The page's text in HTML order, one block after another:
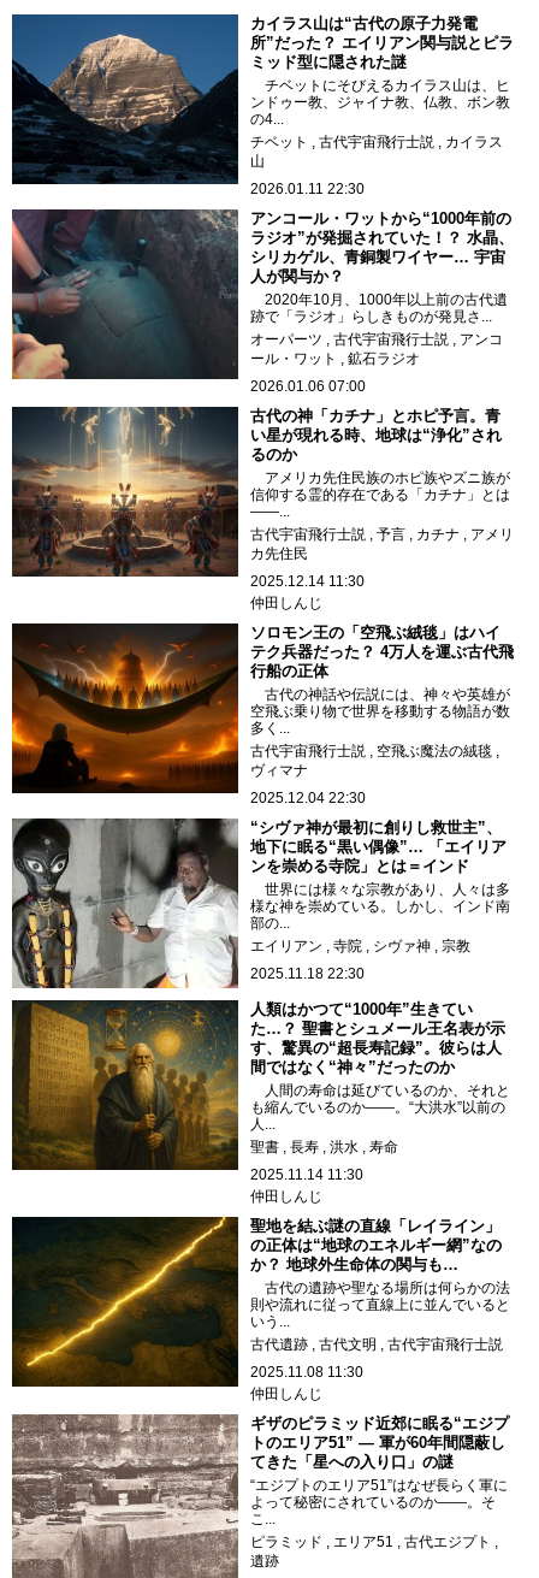
カイラス山は“古代の原子力発電
所”だった？ エイリアン関与説とピラ
ミッド型に隠された謎
チベットにそびえるカイラス山は、ヒ
ンドゥー教、ジャイナ教、仏教、ボン教
の4...
チベット
古代宇宙飛行士説
カイラス
山
2026.01.11 22:30
アンコール・ワットから“1000年前の
ラジオ”が発掘されていた！？ 水晶、
シリカゲル、青銅製ワイヤー… 宇宙
人が関与か？
2020年10月、1000年以上前の古代遺
跡で「ラジオ」らしきものが発見さ...
オーパーツ
古代宇宙飛行士説
アンコ
ール・ワット
鉱石ラジオ
2026.01.06 07:00
古代の神「カチナ」とホピ予言。青
い星が現れる時、地球は“浄化”され
るのか
アメリカ先住民族のホピ族やズニ族が
信仰する霊的存在である「カチナ」とは
――...
古代宇宙飛行士説
予言 カチナ
アメリ
カ先住民
2025.12.14 11:30
仲田しんじ
ソロモン王の「空飛ぶ絨毯」はハイ
テク兵器だった？ 4万人を運ぶ古代飛
行船の正体
古代の神話や伝説には、神々や英雄が
空飛ぶ乗り物で世界を移動する物語が数
多く...
古代宇宙飛行士説
空飛ぶ魔法の絨毯
ヴィマナ
2025.12.04 22:30
“シヴァ神が最初に創りし救世主”、
地下に眠る“黒い偶像”… 「エイリア
ンを崇める寺院」とは＝インド
世界には様々な宗教があり、人々は多
様な神を崇めている。しかし、インド南
部の...
エイリアン
寺院 シヴァ神
宗教
2025.11.18 22:30
人類はかつて“1000年”生きてい
た…？ 聖書とシュメール王名表が示
す、驚異の“超長寿記録”。彼らは人
間ではなく“神々”だったのか
人間の寿命は延びているのか、それと
も縮んでいるのか――。“大洪水”以前の
人...
聖書
長寿 洪水
寿命
2025.11.14 11:30
仲田しんじ
聖地を結ぶ謎の直線「レイライン」
の正体は“地球のエネルギー網”なの
か？ 地球外生命体の関与も…
古代の遺跡や聖なる場所は何らかの法
則や流れに従って直線上に並んでいると
いう...
古代遺跡
古代文明
古代宇宙飛行士説
2025.11.08 11:30
仲田しんじ
ギザのピラミッド近郊に眠る“エジプ
トのエリア51” ― 軍が60年間隠蔽し
てきた「星への入り口」の謎
“エジプトのエリア51”はなぜ長らく軍に
よって秘密にされているのか――。そ
こ...
ピラミッド
エリア51
古代エジプト
遺跡